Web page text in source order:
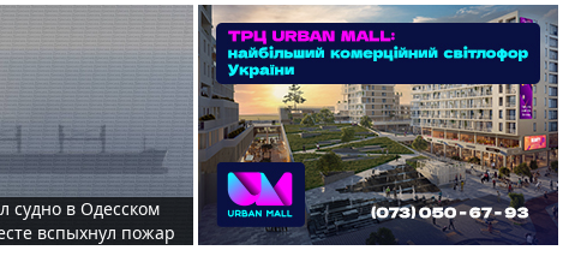
судно в Одесском
вспыхнул пожар